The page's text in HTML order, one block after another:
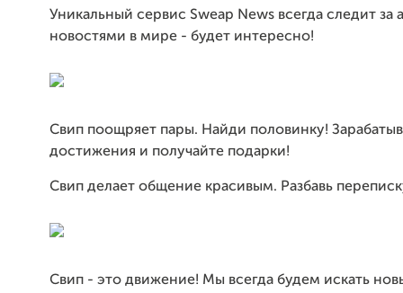
Уникальный сервис Sweap News всегда следит за
новостями в мире - будет интересно!
Свип поощряет пары. Найди половинку!
достижения и получайте подарки!
Свип делает общение красивым. Разбавь
Свип - это движение! Мы всегда будем искать